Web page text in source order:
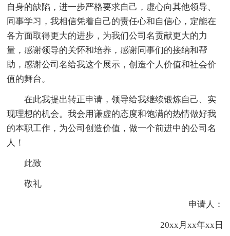
自身的缺陷，进一步严格要求自己，虚心向其他领导、
同事学习，我相信凭着自己的责任心和自信心，定能在
各方面取得更大的进步，为我们公司名贡献更大的力
量，感谢领导的关怀和培养，感谢同事们的接纳和帮
助，感谢公司名给我这个展示，创造个人价值和社会价
值的舞台。
在此我提出转正申请，领导给我继续锻炼自己、实
现理想的机会。我会用谦虚的态度和饱满的热情做好我
的本职工作，为公司创造价值，做一个前进中的公司名
人！
此致
敬礼
申请人：
20xx月xx年xx日